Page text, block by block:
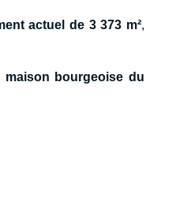
actuel de 3 373 m²,
bourgeoise du